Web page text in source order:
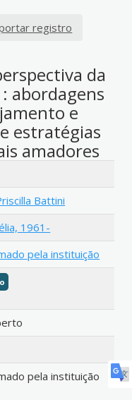
registro
da
abordagens
e
estratégias
amadores
Battini
1961-
pela instituição
pela instituição